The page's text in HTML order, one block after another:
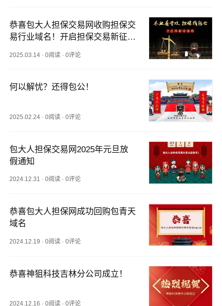
恭喜包大人担保交易网收购担保交
易行业域名！开启担保交易新征
2025.03.14 ·0阅读 ·0评论
何以解忧？还得包公！
2025.02.24 ·0阅读 ·0评论
包大人担保交易网2025年元旦放
假通知
2024.12.31 ·0阅读 ·0评论
恭喜包大人担保网成功回购包青天
域名
2024.12.19 ·0阅读 ·0评论
恭喜神狙科技吉林分公司成立！
2024.12.16 ·0阅读 ·0评论